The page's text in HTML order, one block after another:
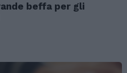
beffa per gli